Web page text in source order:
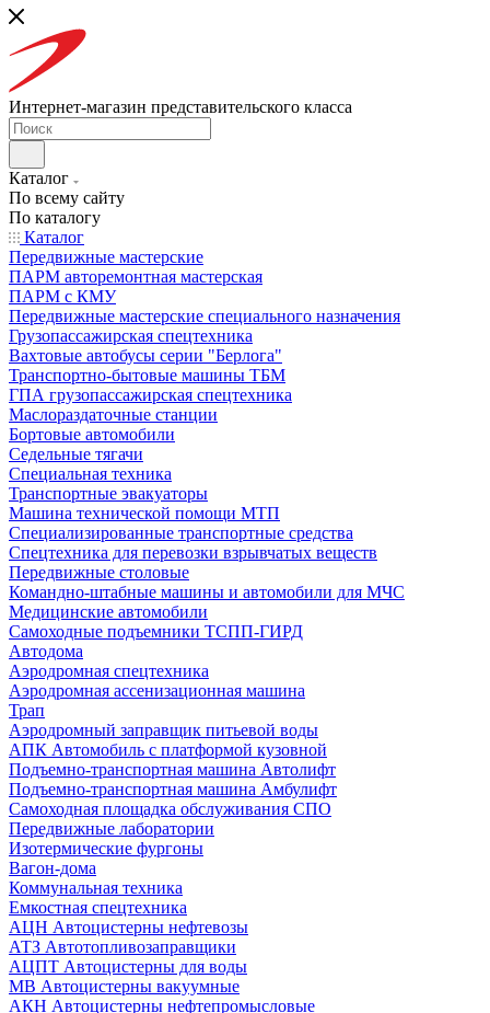
Интернет-магазин представительского класса
Каталог
По всему сайту
По каталогу
Каталог
Передвижные мастерские
ПАРМ авторемонтная мастерская
ПАРМ с КМУ
Передвижные мастерские специального назначения
Грузопассажирская спецтехника
Вахтовые автобусы серии "Берлога"
Транспортно-бытовые машины ТБМ
ГПА грузопассажирская спецтехника
Маслораздаточные станции
Бортовые автомобили
Седельные тягачи
Специальная техника
Транспортные эвакуаторы
Машина технической помощи МТП
Специализированные транспортные средства
Спецтехника для перевозки взрывчатых веществ
Передвижные столовые
Командно-штабные машины и автомобили для МЧС
Медицинские автомобили
Самоходные подъемники ТСПП-ГИРД
Автодома
Аэродромная спецтехника
Аэродромная ассенизационная машина
Трап
Аэродромный заправщик питьевой воды
АПК Автомобиль с платформой кузовной
Подъемно-транспортная машина Автолифт
Подъемно-транспортная машина Амбулифт
Самоходная площадка обслуживания СПО
Передвижные лаборатории
Изотермические фургоны
Вагон-дома
Коммунальная техника
Емкостная спецтехника
АЦН Автоцистерны нефтевозы
АТЗ Автотопливозаправщики
АЦПТ Автоцистерны для воды
МВ Автоцистерны вакуумные
АКН Автоцистерны нефтепромысловые